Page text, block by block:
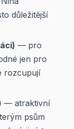
důležitější
— pro
jen pro
rozcupují
— atraktivní
psům